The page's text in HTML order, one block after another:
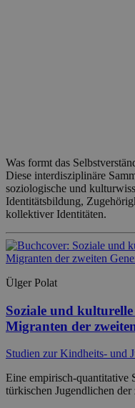
Was formt das
Diese interdisziplinäre
soziologische und
Identitätsbildung,
kollektiver Identitäten.
Ülger Polat
Soziale und
Migranten der
Studien zur Kindheits- und
Eine empirisch-quantitative
türkischen Jugendlichen